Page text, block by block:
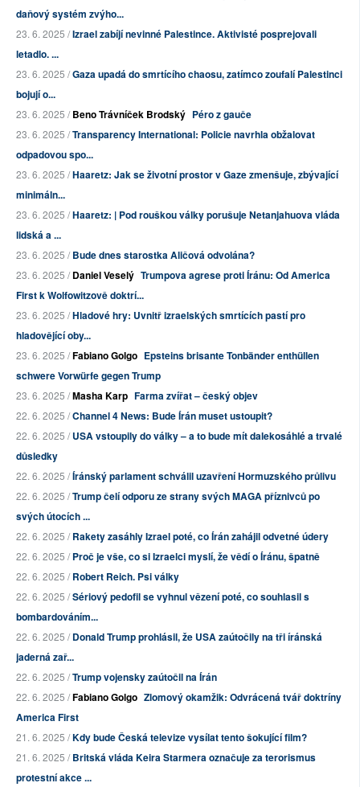
daňový systém zvýho...
23. 6. 2025 /Izrael zabíjí nevinné Palestince. Aktivisté posprejovali
letadlo. ...
23. 6. 2025 /Gaza upadá do smrtícího chaosu, zatímco zoufalí Palestinci
bojují o...
23. 6. 2025 /Beno Trávníček Brodský Péro z gauče
23. 6. 2025 /Transparency International: Policie navrhla obžalovat
odpadovou spo...
23. 6. 2025 /Haaretz: Jak se životní prostor v Gaze zmenšuje, zbývající
minimáln...
23. 6. 2025 /Haaretz: | Pod rouškou války porušuje Netanjahuova vláda
lidská a ...
23. 6. 2025 /Bude dnes starostka Aličová odvolána?
23. 6. 2025 /Daniel Veselý Trumpova agrese proti Íránu: Od America
First k Wolfowitzově doktrí...
23. 6. 2025 /Hladové hry: Uvnitř izraelských smrtících pastí pro
hladovějící oby...
23. 6. 2025 /Fabiano Golgo Epsteins brisante Tonbänder enthüllen
schwere Vorwürfe gegen Trump
23. 6. 2025 /Masha Karp Farma zvířat – český objev
22. 6. 2025 /Channel 4 News: Bude Írán muset ustoupit?
22. 6. 2025 /USA vstoupily do války – a to bude mít dalekosáhlé a trvalé
důsledky
22. 6. 2025 /Íránský parlament schválil uzavření Hormuzského průlivu
22. 6. 2025 /Trump čelí odporu ze strany svých MAGA příznivců po
svých útocích ...
22. 6. 2025 /Rakety zasáhly Izrael poté, co Írán zahájil odvetné údery
22. 6. 2025 /Proč je vše, co si Izraelci myslí, že vědí o Íránu, špatně
22. 6. 2025 /Robert Reich. Psi války
22. 6. 2025 /Sériový pedofil se vyhnul vězení poté, co souhlasil s
bombardováním...
22. 6. 2025 /Donald Trump prohlásil, že USA zaútočily na tři íránská
jaderná zař...
22. 6. 2025 /Trump vojensky zaútočil na Írán
22. 6. 2025 /Fabiano Golgo Zlomový okamžik: Odvrácená tvář doktríny
America First
21. 6. 2025 /Kdy bude Česká televize vysílat tento šokující film?
21. 6. 2025 /Britská vláda Keira Starmera označuje za terorismus
protestní akce ...